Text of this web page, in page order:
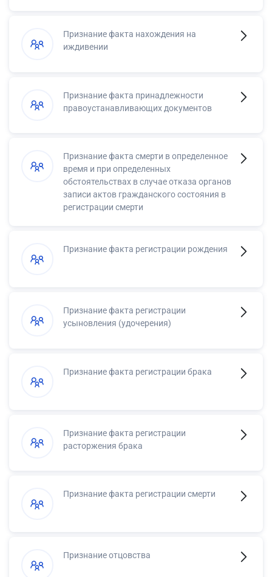
Признание факта нахождения на
иждивении
Признание факта принадлежности
правоустанавливающих документов
Признание факта смерти в определенное
время и при определенных
обстоятельствах в случае отказа органов
записи актов гражданского состояния в
регистрации смерти
Признание факта регистрации рождения
Признание факта регистрации
усыновления (удочерения)
Признание факта регистрации брака
Признание факта регистрации
расторжения брака
Признание факта регистрации смерти
Признание отцовства